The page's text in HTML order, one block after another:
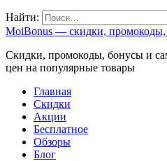
Найти:
MoiBonus — скидки,
Скидки, промокоды, бонусы и
цен на популярные товары
Главная
Скидки
Акции
Бесплатное
Обзоры
Блог